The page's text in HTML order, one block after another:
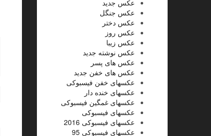
عکس جدید
عکس جنگل
عکس دختر
عکس روز
عکس زیبا
عکس نوشته جدید
عکس های پسر
عکس های خفن جدید
عکسهای خفن فیسبوکی
عکسهای خنده دار
عکسهای غمگین فیسبوکی
عکسهای فیسبوکی
عکسهای فیسبوکی 2016
عکسهای فیسبوکی 95